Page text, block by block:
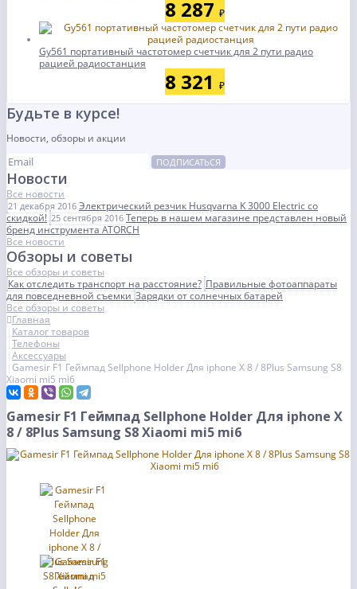
8 287 ₽
Gy561 портативный частотомер счетчик для 2 пути радио
рацией радиостанция
8 321 ₽
Будьте в курсе!
Новости, обзоры и акции
ПОДПИСАТЬСЯ
Новости
Все новости
21 декабря 2016 Электрический резчик Husqvarna K 3000 Electric со
скидкой! 25 сентября 2016 Теперь в нашем магазине представлен новый
бренд инструмента ATORCH
Все новости
Обзоры и советы
Все обзоры и советы
Как отследить транспорт на расстояние? Правильные фотоаппараты
для повседневной съемкиЗарядки от солнечных батарей
Все обзоры и советы
Главная
Каталог товаров
Телефоны
Аксессуары
Gamesir F1 Геймпад Sellphone Holder Для iphone X 8 / 8Plus Samsung S8
Xiaomi mi5 mi6
Gamesir F1 Геймпад Sellphone Holder Для iphone X
8 / 8Plus Samsung S8 Xiaomi mi5 mi6